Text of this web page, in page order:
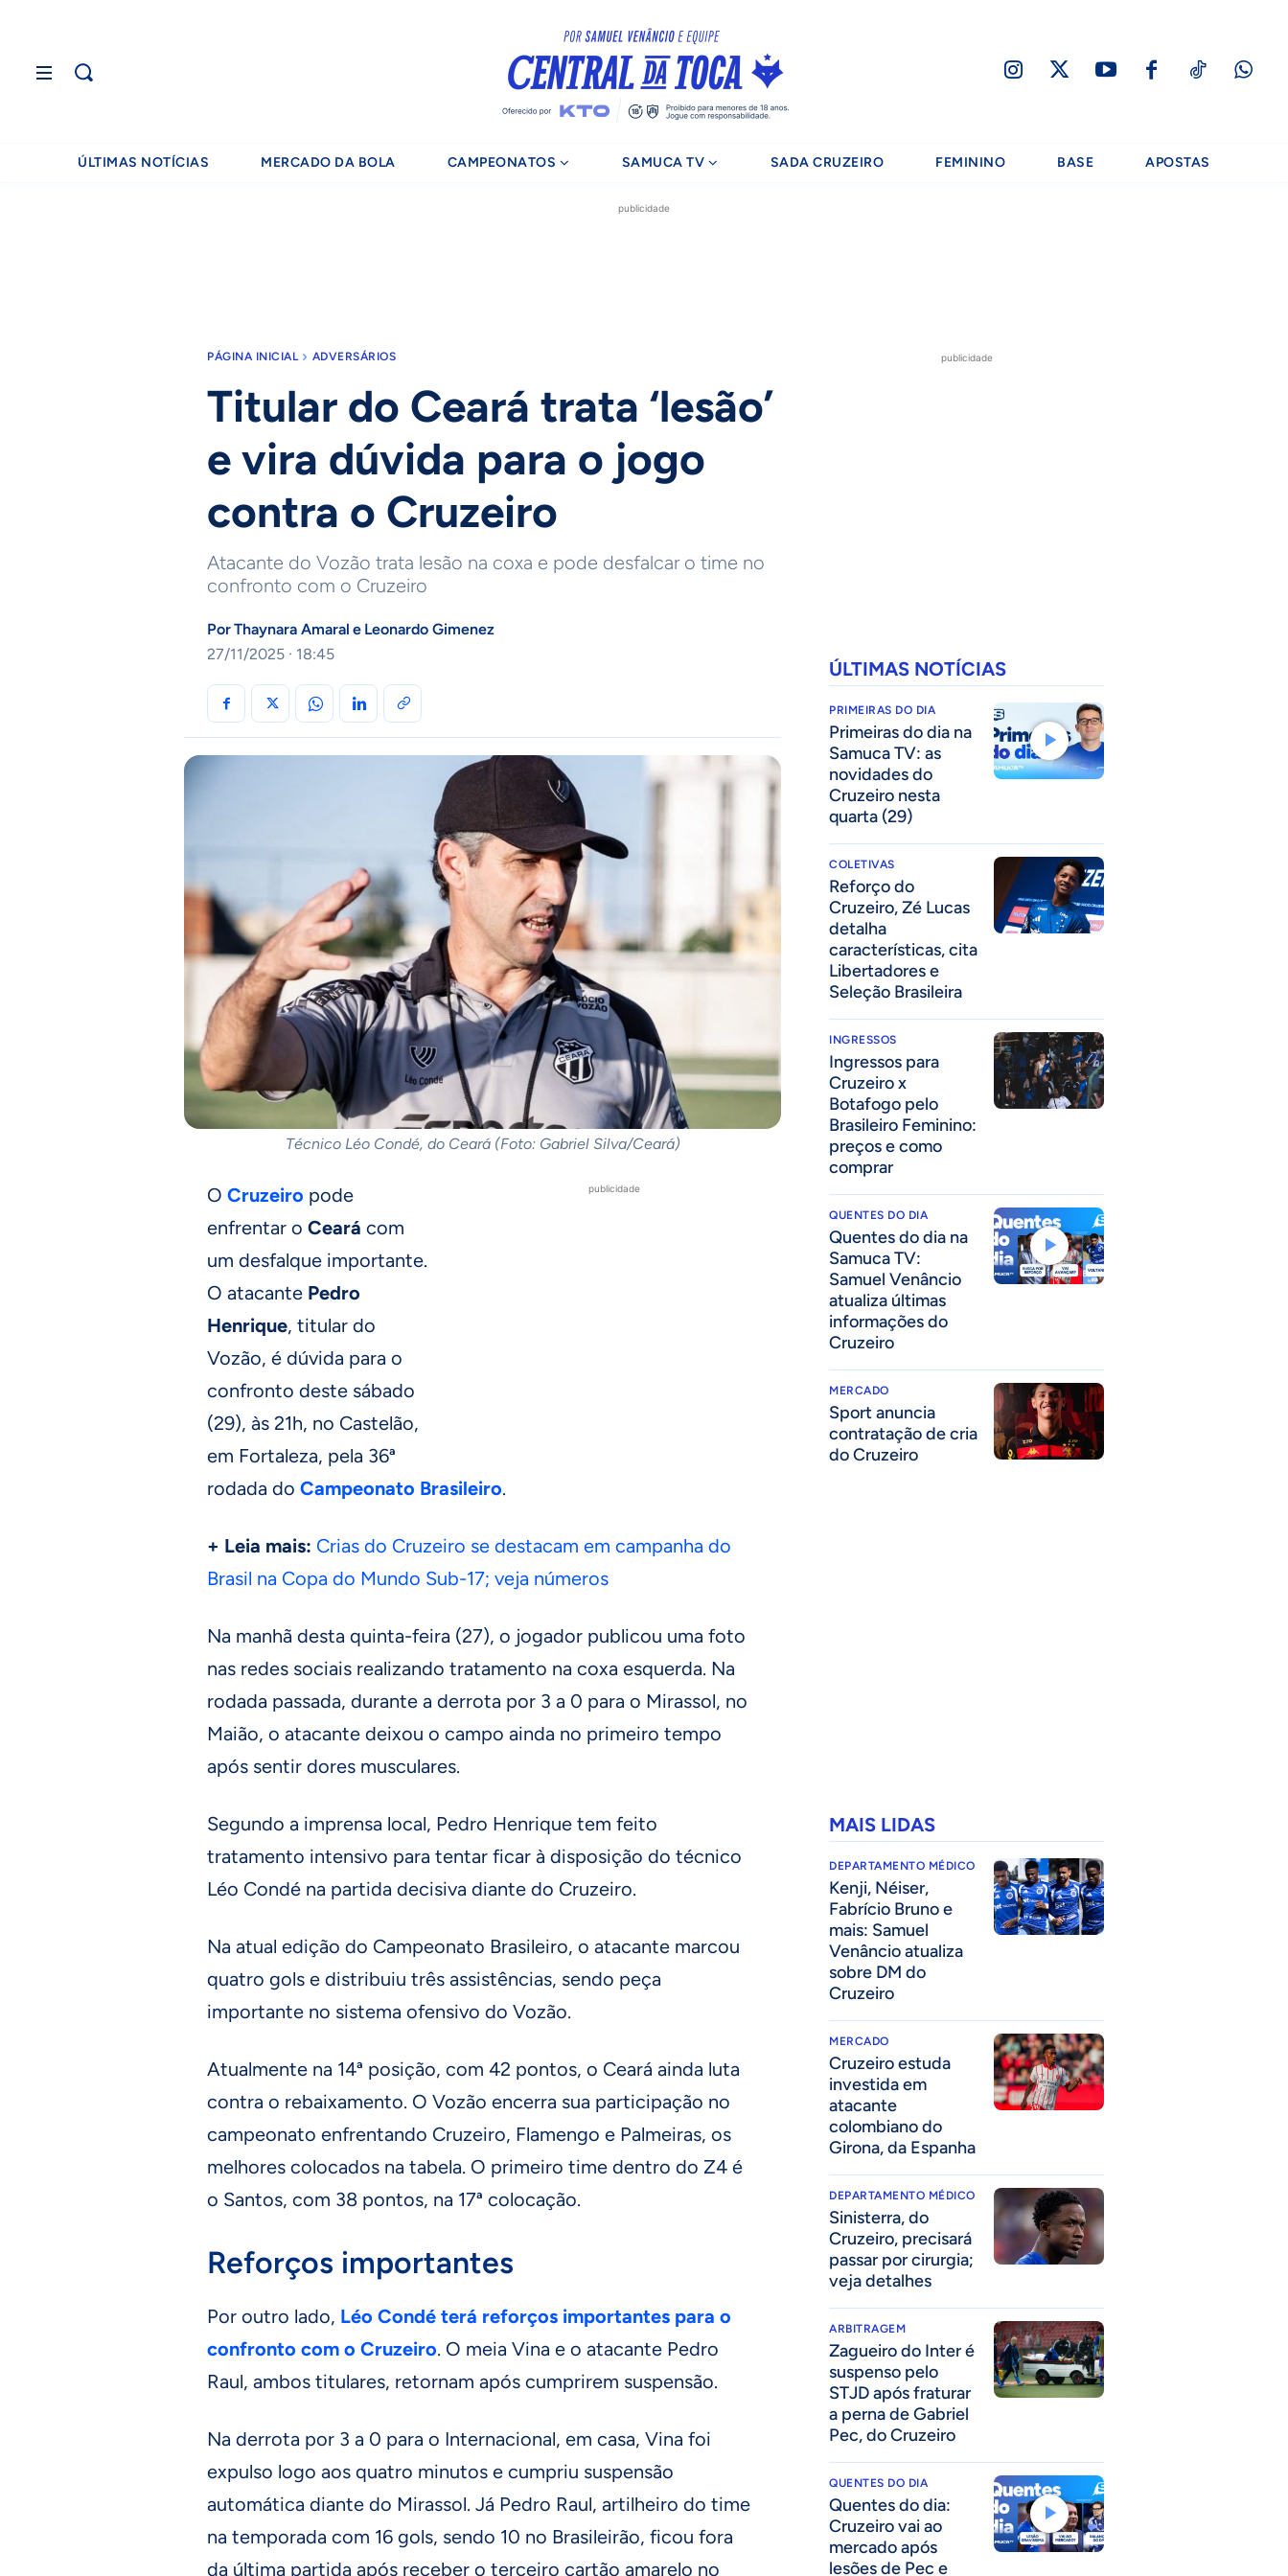
ÚLTIMAS NOTÍCIAS MERCADO DA BOLA CAMPEONATOS SAMUCA TV SADA CRUZEIRO FEMININO BASE APOSTAS
publicidade
PÁGINA INICIAL ADVERSÁRIOS
Titular do Ceará trata ‘lesão’
e vira dúvida para o jogo
contra o Cruzeiro
Atacante do Vozão trata lesão na coxa e pode desfalcar o time no
confronto com o Cruzeiro
PorThaynara Amaral e Leonardo Gimenez
27/11/2025 · 18:45
Técnico Léo Condé, do Ceará (Foto: Gabriel Silva/Ceará)
publicidade
O Cruzeiro pode
enfrentar o Ceará com
um desfalque importante.
O atacante Pedro
Henrique, titular do
Vozão, é dúvida para o
confronto deste sábado
(29), às 21h, no Castelão,
em Fortaleza, pela 36ª
rodada do Campeonato Brasileiro.
+ Leia mais: Crias do Cruzeiro se destacam em campanha do
Brasil na Copa do Mundo Sub-17; veja números
Na manhã desta quinta-feira (27), o jogador publicou uma foto
nas redes sociais realizando tratamento na coxa esquerda. Na
rodada passada, durante a derrota por 3 a 0 para o Mirassol, no
Maião, o atacante deixou o campo ainda no primeiro tempo
após sentir dores musculares.
Segundo a imprensa local, Pedro Henrique tem feito
tratamento intensivo para tentar ficar à disposição do técnico
Léo Condé na partida decisiva diante do Cruzeiro.
Na atual edição do Campeonato Brasileiro, o atacante marcou
quatro gols e distribuiu três assistências, sendo peça
importante no sistema ofensivo do Vozão.
Atualmente na 14ª posição, com 42 pontos, o Ceará ainda luta
contra o rebaixamento. O Vozão encerra sua participação no
campeonato enfrentando Cruzeiro, Flamengo e Palmeiras, os
melhores colocados na tabela. O primeiro time dentro do Z4 é
o Santos, com 38 pontos, na 17ª colocação.
Reforços importantes
Por outro lado, Léo Condé terá reforços importantes para o
confronto com o Cruzeiro. O meia Vina e o atacante Pedro
Raul, ambos titulares, retornam após cumprirem suspensão.
Na derrota por 3 a 0 para o Internacional, em casa, Vina foi
expulso logo aos quatro minutos e cumpriu suspensão
automática diante do Mirassol. Já Pedro Raul, artilheiro do time
na temporada com 16 gols, sendo 10 no Brasileirão, ficou fora
da última partida após receber o terceiro cartão amarelo no
publicidade
ÚLTIMAS NOTÍCIAS
PRIMEIRAS DO DIA
Primeiras do dia na
Samuca TV: as
novidades do
Cruzeiro nesta
quarta (29)
COLETIVAS
⁠Reforço do
Cruzeiro, Zé Lucas
detalha
características, cita
Libertadores e
Seleção Brasileira
INGRESSOS
Ingressos para
Cruzeiro x
Botafogo pelo
Brasileiro Feminino:
preços e como
comprar
QUENTES DO DIA
Quentes do dia na
Samuca TV:
Samuel Venâncio
atualiza últimas
informações do
Cruzeiro
MERCADO
Sport anuncia
contratação de cria
do Cruzeiro
MAIS LIDAS
DEPARTAMENTO MÉDICO
Kenji, Néiser,
Fabrício Bruno e
mais: Samuel
Venâncio atualiza
sobre DM do
Cruzeiro
MERCADO
Cruzeiro estuda
investida em
atacante
colombiano do
Girona, da Espanha
DEPARTAMENTO MÉDICO
Sinisterra, do
Cruzeiro, precisará
passar por cirurgia;
veja detalhes
ARBITRAGEM
Zagueiro do Inter é
suspenso pelo
STJD após fraturar
a perna de Gabriel
Pec, do Cruzeiro
QUENTES DO DIA
Quentes do dia:
Cruzeiro vai ao
mercado após
lesões de Pec e